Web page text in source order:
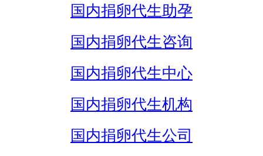
国内捐卵代生助孕
国内捐卵代生咨询
国内捐卵代生中心
国内捐卵代生机构
国内捐卵代生公司